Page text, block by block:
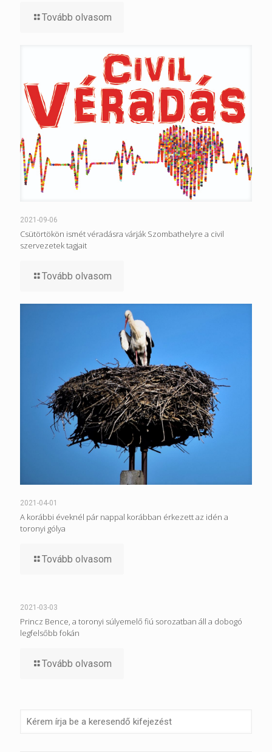
Tovább olvasom
2021-09-06
Csütörtökön ismét véradásra várják Szombathelyre a civil
szervezetek tagjait
Tovább olvasom
2021-04-01
A korábbi éveknél pár nappal korábban érkezett az idén a
toronyi gólya
Tovább olvasom
2021-03-03
Princz Bence, a toronyi súlyemelő fiú sorozatban áll a dobogó
legfelsőbb fokán
Tovább olvasom